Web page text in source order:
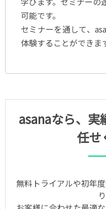
可能です。
セミナーを通して、
体験することができま
asanaなら、実
任せ
無料トライアルや初年